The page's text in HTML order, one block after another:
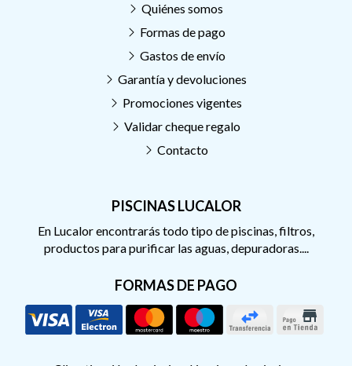
PISCINAS LUCALOR
En Lucalor encontrarás todo tipo de piscinas, filtros,
productos para purificar las aguas, depuradoras....
FORMAS DE PAGO
Quiénes somos
Formas de pago
Gastos de envío
Garantía y devoluciones
Promociones vigentes
Validar cheque regalo
Contacto